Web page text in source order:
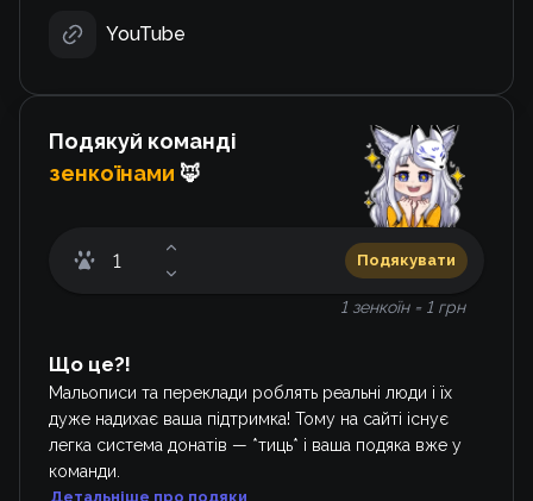
YouTube
Подякуй команді
зенкоїнами 🦊
Подякувати
1 зенкоїн = 1 грн
Що це?!
Мальописи та переклади роблять реальні люди і їх
дуже надихає ваша підтримка! Тому на сайті існує
легка система донатів — *тиць* і ваша подяка вже у
команди.
Детальніше про подяки